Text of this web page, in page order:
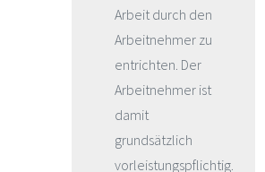
Arbeit durch den
Arbeitnehmer zu
entrichten. Der
Arbeitnehmer ist
damit
grundsätzlich
vorleistungspflichtig.